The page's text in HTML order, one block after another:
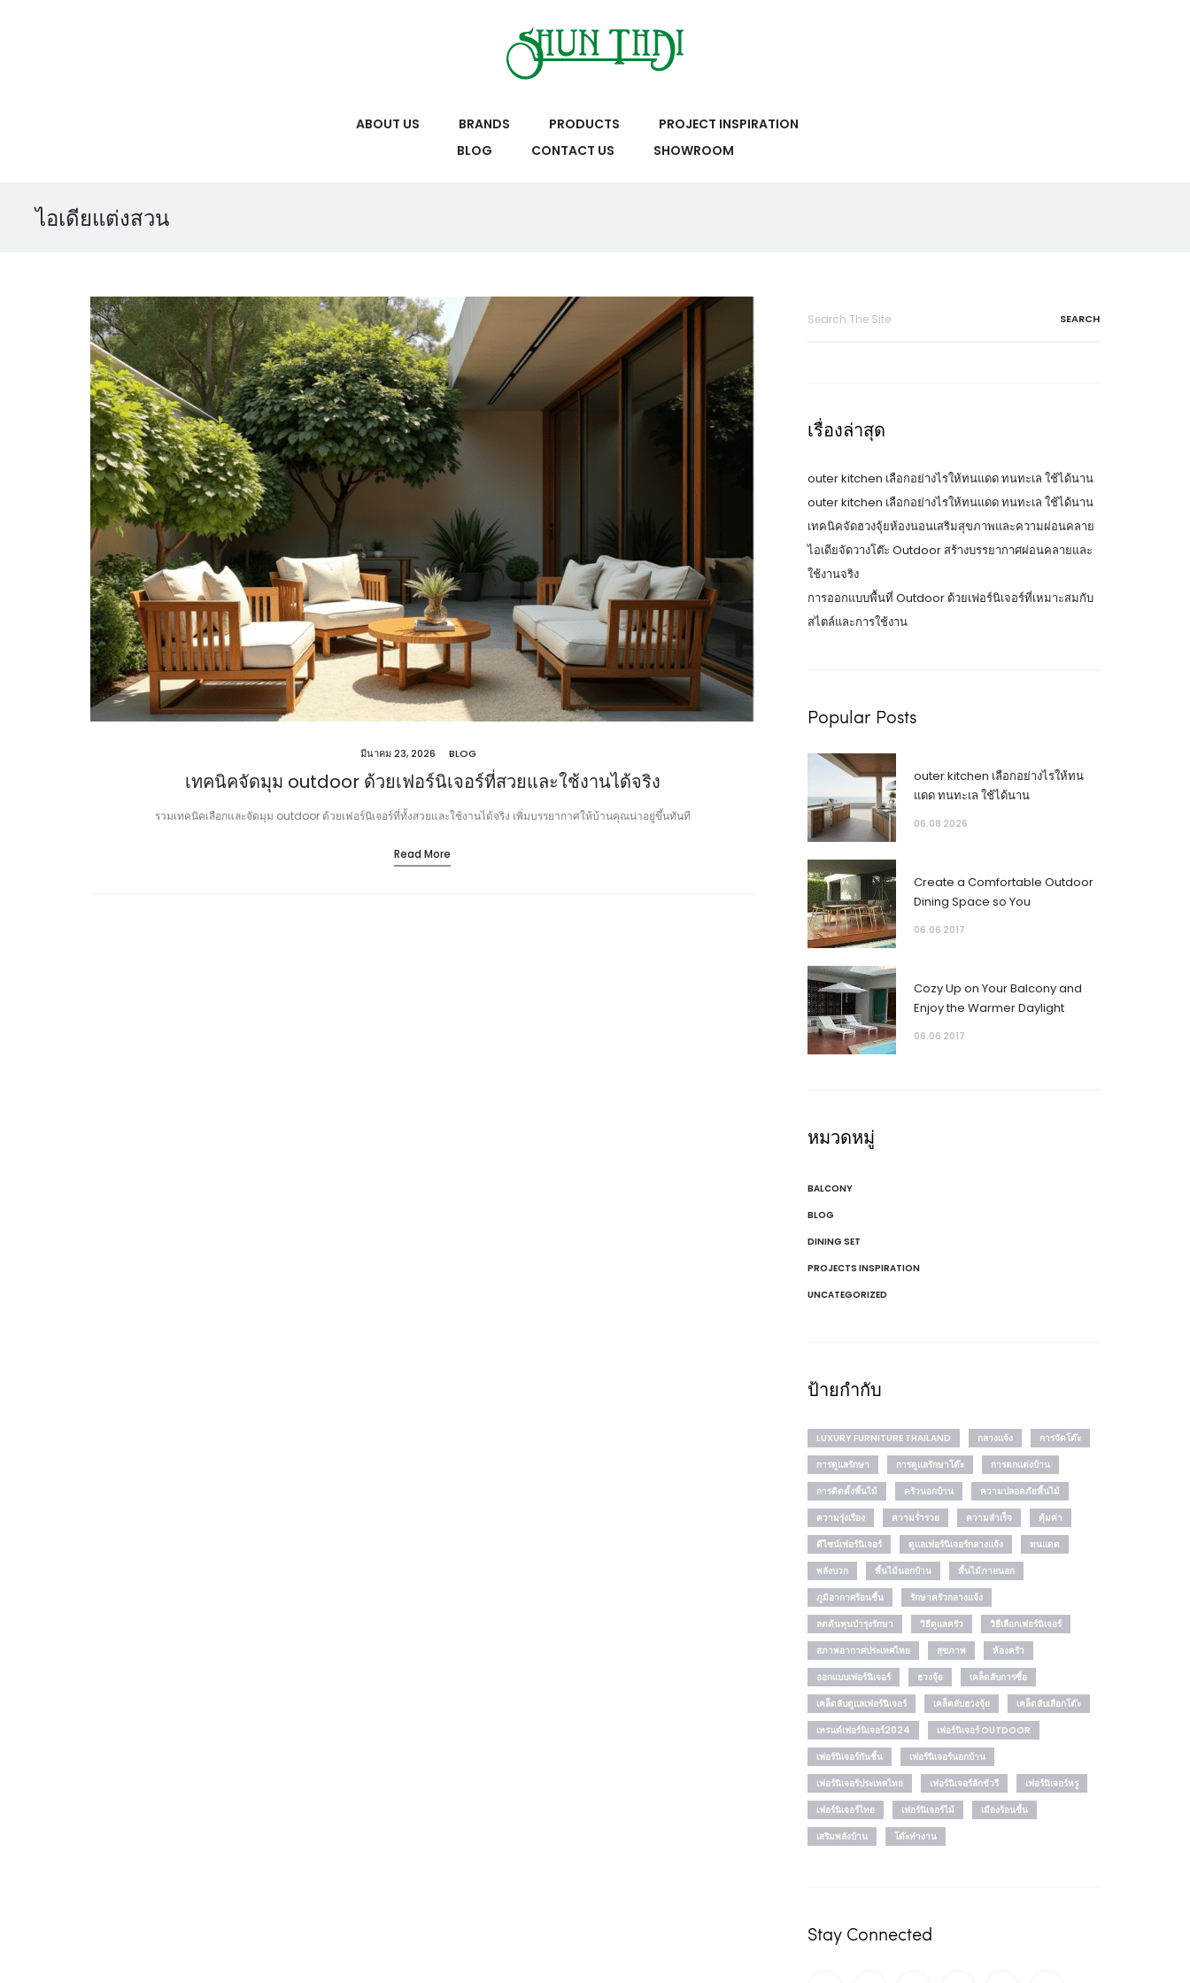
ABOUT US BRANDS PRODUCTS
PROJECT INSPIRATION
BLOG
CONTACT US SHOWROOM
ไอเดียแต่งสวน
มีนาคม 23, 2026 BLOG
เทคนิคจัดมุม outdoor ด้วยเฟอร์นิเจอร์ที่สวยและใช้งานได้จริง
รวมเทคนิคเลือกและจัดมุม outdoor ด้วยเฟอร์นิเจอร์ที่ทั้งสวยและใช้งานได้จริง เพิ่มบรรยากาศให้บ้านคุณน่าอยู่ขึ้นทันที
Read More
เรื่องล่าสุด
outer kitchen เลือกอย่างไรให้ทนแดด ทนทะเล ใช้ได้นาน
outer kitchen เลือกอย่างไรให้ทนแดด ทนทะเล ใช้ได้นาน
เทคนิคจัดฮวงจุ้ยห้องนอนเสริมสุขภาพและความผ่อนคลาย
ไอเดียจัดวางโต๊ะ Outdoor สร้างบรรยากาศผ่อนคลายและ
ใช้งานจริง
การออกแบบพื้นที่ Outdoor ด้วยเฟอร์นิเจอร์ที่เหมาะสมกับ
สไตล์และการใช้งาน
Popular Posts
outer kitchen เลือกอย่างไรให้ทน
แดด ทนทะเล ใช้ได้นาน
06.08 2026
Create a Comfortable Outdoor
Dining Space so You
06.06 2017
Cozy Up on Your Balcony and
Enjoy the Warmer Daylight
06.06 2017
หมวดหมู่
BALCONY
BLOG
DINING SET
PROJECTS INSPIRATION
UNCATEGORIZED
ป้ายกำกับ
LUXURY FURNITURE THAILAND กลางแจ้ง
การจัดโต๊ะ
การดูแลรักษา
การดูแลรักษาโต๊ะ
การตกแต่งบ้าน
การติดตั้งพื้นไม้
ครัวนอกบ้าน
ความปลอดภัยพื้นไม้
ความรุ่งเรือง
ความร่ำรวย ความสำเร็จ
คุ้มค่า
ดีไซน์เฟอร์นิเจอร์
ดูแลเฟอร์นิเจอร์กลางแจ้ง
ทนแดด
พลังบวก
พื้นไม้นอกบ้าน
พื้นไม้ภายนอก
ภูมิอากาศร้อนชื้น
รักษาครัวกลางแจ้ง
ลดต้นทุนบำรุงรักษา
วิธีดูแลครัว
วิธีเลือกเฟอร์นิเจอร์
สภาพอากาศประเทศไทย
สุขภาพ
ห้องครัว
ออกแบบเฟอร์นิเจอร์
ฮวงจุ้ย
เคล็ดลับการซื้อ
เคล็ดลับดูแลเฟอร์นิเจอร์
เคล็ดลับฮวงจุ้ย
เคล็ดลับเลือกโต๊ะ
เทรนด์เฟอร์นิเจอร์2024
เฟอร์นิเจอร์ OUTDOOR
เฟอร์นิเจอร์กันชื้น
เฟอร์นิเจอร์นอกบ้าน
เฟอร์นิเจอร์ประเทศไทย
เฟอร์นิเจอร์ลักชัวรี
เฟอร์นิเจอร์หรู
เฟอร์นิเจอร์ไทย
เฟอร์นิเจอร์ไม้
เมืองร้อนชื้น
เสริมพลังบ้าน
โต๊ะทำงาน
Stay Connected